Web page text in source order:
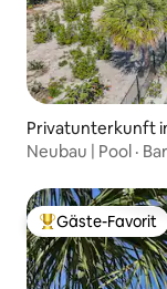
Privatunterkunft
Neubau | Pool ·
Beliebter Gäste-
Gäste-Favorit